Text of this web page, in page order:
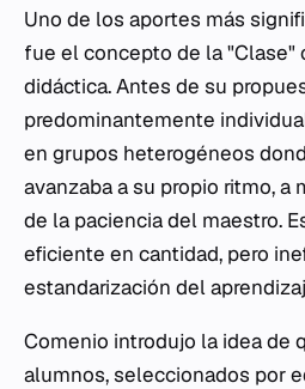
Uno de los aportes más
fue el concepto de la "Clase"
didáctica. Antes de su
predominantemente
en grupos heterogéneos
avanzaba a su propio ritmo, a
de la paciencia del maestro.
eficiente en cantidad, pero
estandarización del
Comenio introdujo la idea de
alumnos, seleccionados por